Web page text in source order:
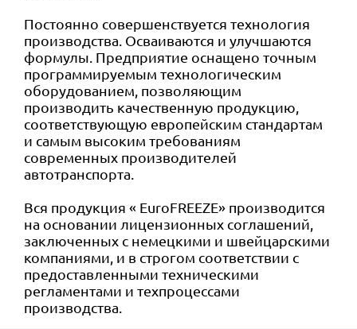
Постоянно совершенствуется технология
производства. Осваиваются и улучшаются
формулы. Предприятие оснащено точным
программируемым технологическим
оборудованием, позволяющим
производить качественную продукцию,
соответствующую европейским стандартам
и самым высоким требованиям
современных производителей
автотранспорта.
Вся продукция « EuroFREEZE» производится
на основании лицензионных соглашений,
заключенных с немецкими и швейцарскими
компаниями, и в строгом соответствии с
предоставленными техническими
регламентами и техпроцессами
производства.